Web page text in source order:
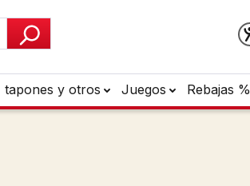
tapones y otros Juegos Rebajas %